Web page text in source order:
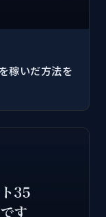
稼いだ方法を